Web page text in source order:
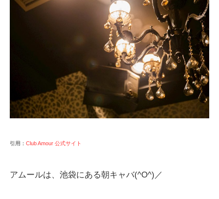
引用： Club Amour 公式サイト
アムールは、池袋にある朝キャバ(^O^)／